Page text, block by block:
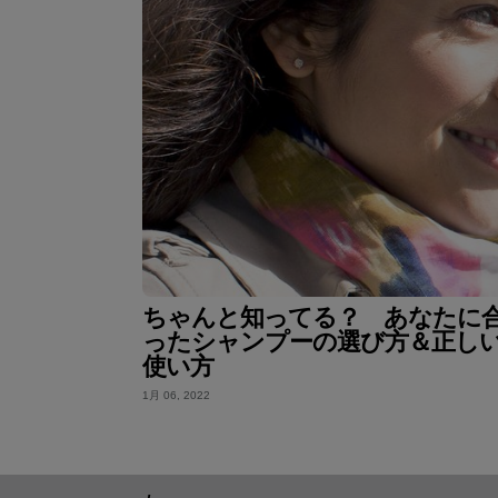
ちゃんと知ってる？ あなたに
ったシャンプーの選び方＆正し
使い方
1月 06, 2022